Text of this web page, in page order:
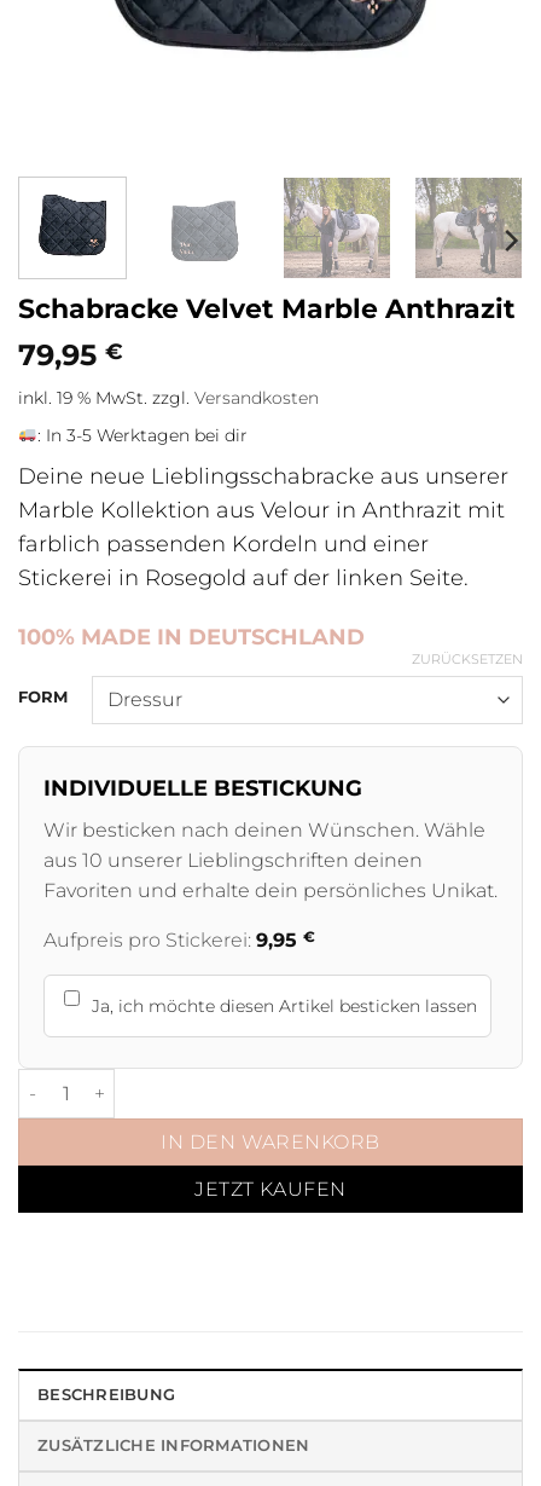
Schabracke Velvet Marble Anthrazit
79,95 €
inkl. 19 % MwSt. zzgl. Versandkosten
: In 3-5 Werktagen bei dir
Deine neue Lieblingsschabracke aus unserer
Marble Kollektion aus Velour in Anthrazit mit
farblich passenden Kordeln und einer
Stickerei in Rosegold auf der linken Seite.
100% MADE IN DEUTSCHLAND
FORM
ZURÜCKSETZEN
INDIVIDUELLE BESTICKUNG
Wir besticken nach deinen Wünschen. Wähle
aus 10 unserer Lieblingschriften deinen
Favoriten und erhalte dein persönliches Unikat.
Aufpreis pro Stickerei: 9,95 €
Ja, ich möchte diesen Artikel besticken lassen
Schabracke Velvet Marble Anthrazit Menge
IN DEN WARENKORB
JETZT KAUFEN
BESCHREIBUNG
ZUSÄTZLICHE INFORMATIONEN